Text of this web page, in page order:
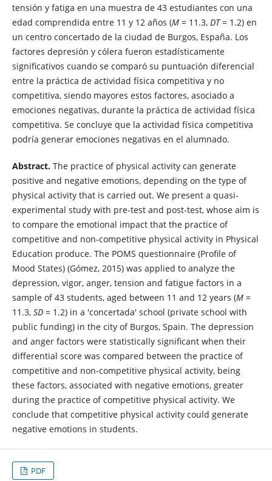
tensión y fatiga en una muestra de 43 estudiantes con una
edad comprendida entre 11 y 12 años (M= 11.3, DT= 1.2) en
un centro concertado de la ciudad de Burgos, España. Los
factores depresión y cólera fueron estadísticamente
significativos cuando se comparó su puntuación diferencial
entre la práctica de actividad física competitiva y no
competitiva, siendo mayores estos factores, asociado a
emociones negativas, durante la práctica de actividad física
competitiva. Se concluye que la actividad física competitiva
podría generar emociones negativas en el alumnado.
Abstract. The practice of physical activity can generate
positive and negative emotions, depending on the type of
physical activity that is carried out. We present a quasi-
experimental study with pre-test and post-test, whose aim is
to compare the emotional impact that the practice of
competitive and non-competitive physical activity in Physical
Education produce. The POMS questionnaire (Profile of
Mood States) (Gómez, 2015) was applied to analyze the
depression, vigor, anger, tension and fatigue factors in a
sample of 43 students, aged between 11 and 12 years (M=
11.3, SD= 1.2) in a 'concertada' school (private school with
public funding) in the city of Burgos, Spain. The depression
and anger factors were statistically significant when their
differential score was compared between the practice of
competitive and non-competitive physical activity, being
these factors, associated with negative emotions, greater
during the practice of competitive physical activity. We
conclude that competitive physical activity could generate
negative emotions in students.
PDF